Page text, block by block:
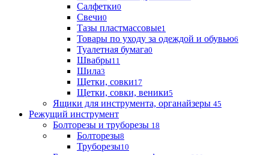
Салфетки0
Свечи0
Тазы пластмассовые1
Товары по уходу за одеждой и обувью6
Туалетная бумага0
Швабры11
Шила3
Щетки, совки17
Щетки, совки, веники5
Ящики для инструмента, органайзеры 45
Режущий инструмент
Болторезы и труборезы 18
Болторезы8
Труборезы10